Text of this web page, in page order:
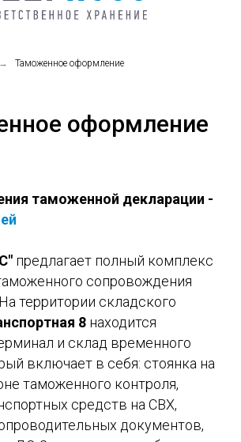
→ Таможенное оформление
оформление
таможенной декларации -
предлагает полный комплекс
сопровождения
территории складского
8 находится
и склад временного
включает в себя: стоянка на
таможенного контроля,
средств на СВХ,
документов,